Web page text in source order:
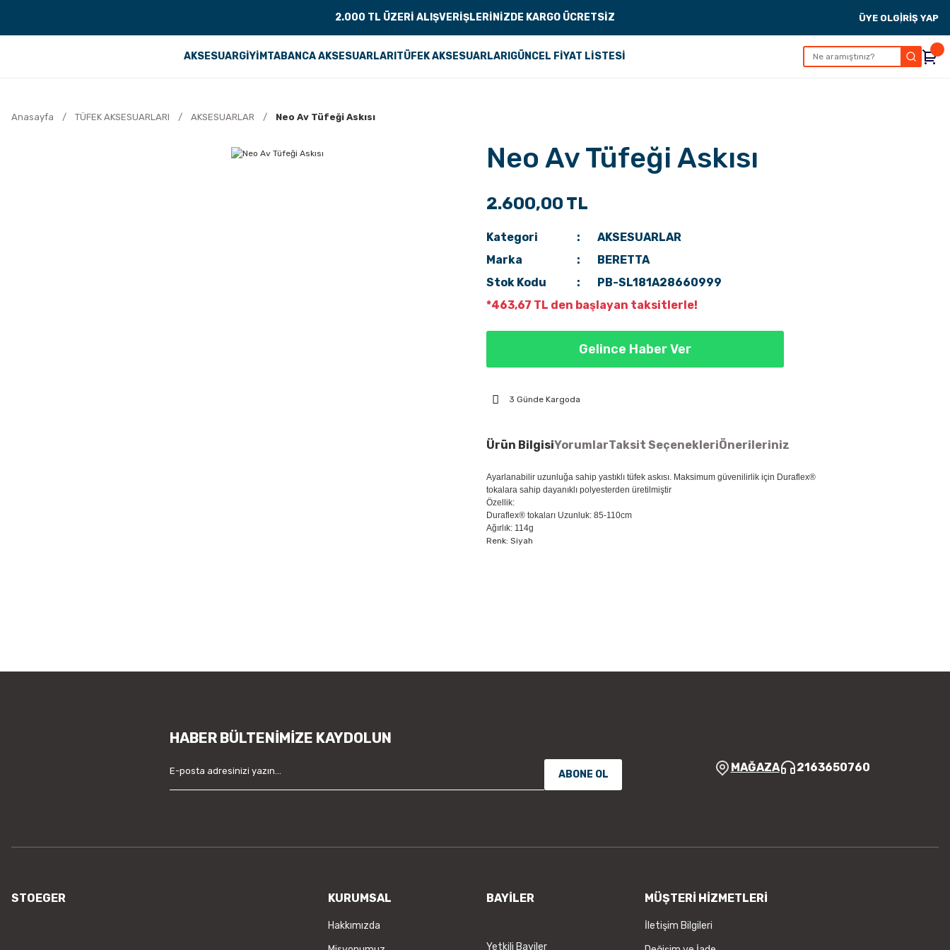
2.000 TL ÜZERİ ALIŞVERİŞLERİNİZDE KARGO ÜCRETSİZ ÜYE OLGİRİŞ YAP
AKSESUARGİYİMTABANCA AKSESUARLARI TÜFEK AKSESUARLARI GÜNCEL FİYAT LİSTESİ
Anasayfa TÜFEK AKSESUARLARI AKSESUARLAR Neo Av Tüfeği Askısı
Neo Av Tüfeği Askısı
2.600,00 TL
Kategori
AKSESUARLAR
Marka
BERETTA
Stok Kodu
PB-SL181A28660999
*463,67 TL den başlayan taksitlerle!
Gelince Haber Ver
3 Günde Kargoda
Ürün BilgisiYorumlarTaksit SeçenekleriÖnerileriniz
Ayarlanabilir uzunluğa sahip yastıklı tüfek askısı. Maksimum güvenilirlik için Duraflex®
tokalara sahip dayanıklı polyesterden üretilmiştir
Özellik:
Duraflex® tokaları Uzunluk: 85-110cm
Ağırlık: 114g
Renk: Siyah
Ürün bilgilerinde hatalar bulunuyor.
HABER BÜLTENİMİZE KAYDOLUN
ABONE OL
MAĞAZA 2163650760
STOEGER KURUMSAL
Hakkımızda
BAYİLER
Yetkili Bayiler
MÜŞTERİ HİZMETLERİ
İletişim Bilgileri